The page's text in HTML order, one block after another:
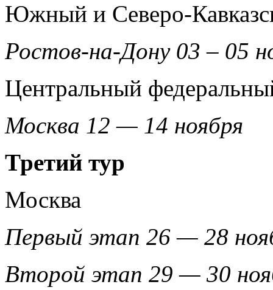
Южный и Северо-
Ростов-на-Дону 03 – 05
Центральный
Москва 12 — 14 ноября
Третий тур
Москва
Первый этап 26 — 28
Второй этап 29 — 30